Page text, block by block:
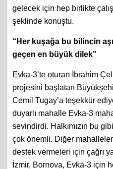
gelecek için hep birlikte
şeklinde konuştu.
“Her kuşağa bu bilincin
geçen en büyük dilek”
Evka-3’te oturan İbrahim
projesini başlatan
Cemil Tugay’a teşekkür
duyarlı mahalle Evka-3
sevindirdi. Halkımızın bu
çok önemli. Diğer
destek vermeleri için çağrı
İzmir, Bornova, Evka-3 için